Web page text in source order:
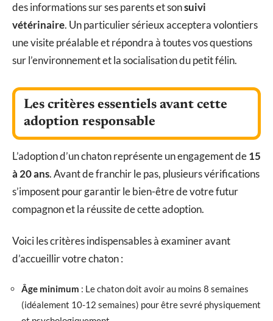
des informations sur ses parents et sonsuivi
vétérinaire. Un particulier sérieux acceptera volontiers
une visite préalable et répondra à toutes vos questions
sur l’environnement et la socialisation du petit félin.
Les critères essentiels avant cette
adoption responsable
L’adoption d’un chaton représente un engagement de15
à 20 ans. Avant de franchir le pas, plusieurs vérifications
s’imposent pour garantir le bien-être de votre futur
compagnon et la réussite de cette adoption.
Voici les critères indispensables à examiner avant
d’accueillir votre chaton :
Âge minimum : Le chaton doit avoir au moins 8 semaines
(idéalement 10-12 semaines) pour être sevré physiquement